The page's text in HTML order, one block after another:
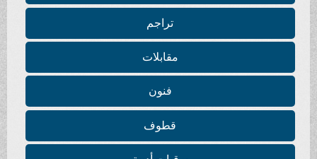
تراجم
مقابلات
فنون
قطوف